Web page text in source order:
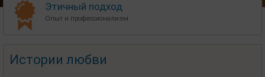
Этичный подход
Опыт и профессионализм
Истории любви